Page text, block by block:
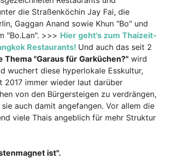
die Straßenköchin Jay Fai, die
Gaggan Anand sowie Khun "Bo" und
"Bo.Lan". >>> Hier geht's zum Thaizeit-
Restaurants! Und auch das seit 2
"Garaus für Garküchen?" wird
wuchert diese hyperlokale Esskultur,
2017 immer wieder laut darüber
von den Bürgersteigen zu verdrängen,
auch damit angefangen. Vor allem die
viele Thais angeblich für mehr Struktur
ist".